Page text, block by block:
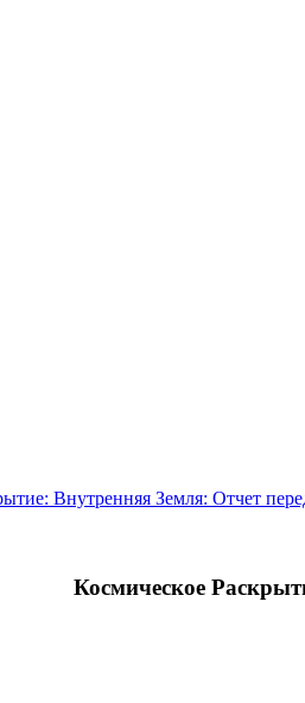
Внутренняя Земля: Отчет
Космическое